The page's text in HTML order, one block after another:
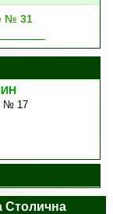
№ 31
№ 17
Столична